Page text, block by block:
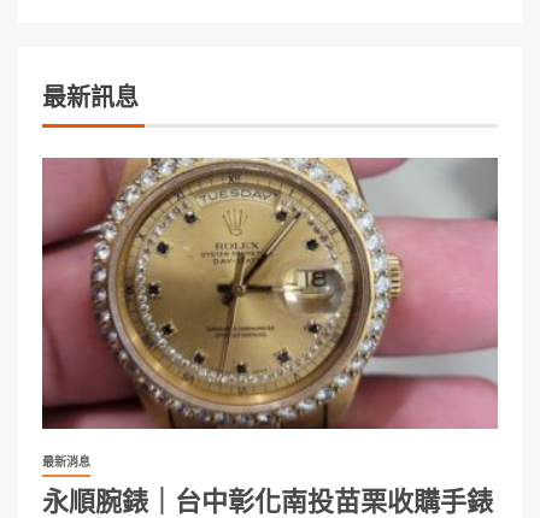
最新訊息
最新消息
永順腕錶｜台中彰化南投苗栗收購手錶